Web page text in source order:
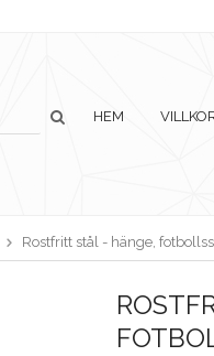
HEM
Rostfritt stål - hänge,